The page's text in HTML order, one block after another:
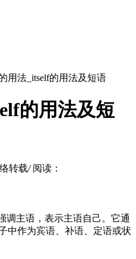
用法_itself的用法及短语
的用法及短
转载/ 阅读：
调主语，表示主语自己。它通
中作为宾语、补语、定语或状